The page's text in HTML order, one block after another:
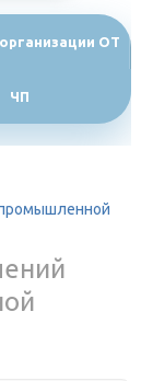
ОТ
ЧП